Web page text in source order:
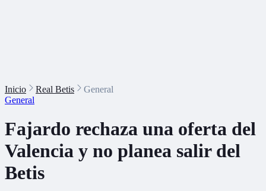
Inicio Real Betis
General
General
Fajardo rechaza una oferta del
Valencia y no planea salir del
Betis